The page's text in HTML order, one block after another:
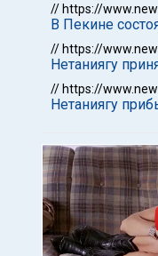
// https://
В Пекине
// https://
Нетаниягу
// https://
Нетаниягу